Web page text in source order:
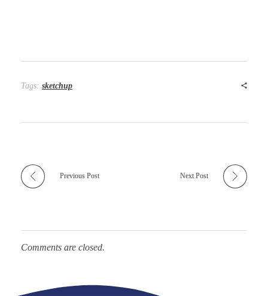
Tags: sketchup
Previous Post Next Post
Comments are closed.